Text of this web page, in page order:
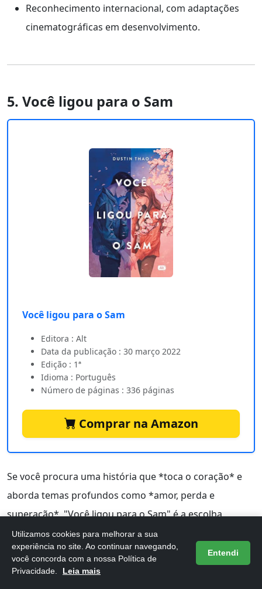
Reconhecimento internacional, com adaptações
cinematográficas em desenvolvimento.
5. Você ligou para o Sam
Você ligou para o Sam
Editora : Alt
Data da publicação : 30 março 2022
Edição : 1ª
Idioma : Português
Número de páginas : 336 páginas
Comprar na Amazon
Se você procura uma história que *toca o coração* e
aborda temas profundos como *amor, perda e
superação*, "Você ligou para o Sam" é a escolha
perfeita. Este romance contemporâneo de Dustin Thao
apresenta uma narrativa envolvente que se conecta
com os desafios emocionais enfrentados por
Utilizamos cookies para melhorar a sua
experiência no site. Ao continuar navegando,
você concorda com a nossa Política de
Privacidade.
Leia mais
Entendi